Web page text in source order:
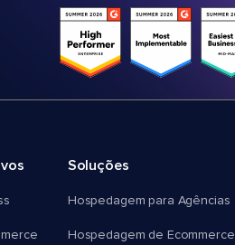
Soluções
Hospedagem para Agências
Hospedagem de Ecommerce